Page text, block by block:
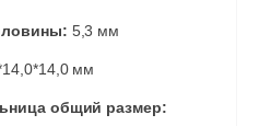
5,3 мм
мм
общий размер: